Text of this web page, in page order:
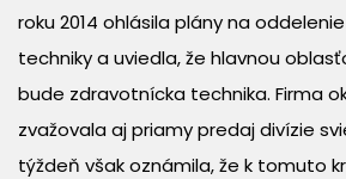
roku 2014 ohlásila plány na
techniky a uviedla, že hlavnou
bude zdravotnícka technika. Firma
zvažovala aj priamy predaj divízie
týždeň však oznámila, že k tomuto